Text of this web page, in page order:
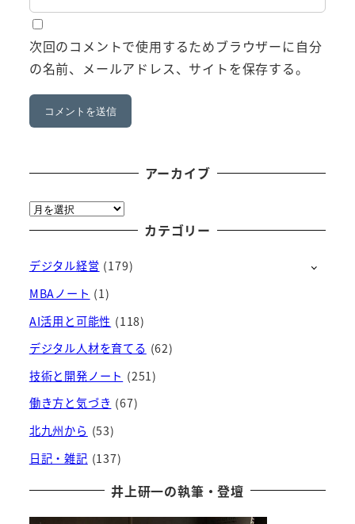
次回のコメントで使用するためブラウザーに自分
の名前、メールアドレス、サイトを保存する。
アーカイブ
ア
ー
イ
ブ
カテゴリー
デジタル経営 (179)
MBAノート (1)
AI活用と可能性 (118)
デジタル人材を育てる (62)
技術と開発ノート (251)
働き方と気づき (67)
北九州から (53)
日記・雑記 (137)
井上研一の執筆・登壇